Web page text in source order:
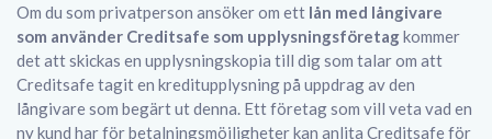
Om du som privatperson ansöker om ett lån med långivare
som använder Creditsafe som upplysningsföretagkommer
det att skickas en upplysningskopia till dig som talar om att
Creditsafe tagit en kreditupplysning på uppdrag av den
långivare som begärt ut denna. Ett företag som vill veta vad en
ny kund har för betalningsmöjligheter kan anlita Creditsafe för